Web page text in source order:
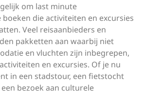
om last minute
die activiteiten en excursies
Veel reisaanbieders en
pakketten aan waarbij niet
en vluchten zijn inbegrepen,
en excursies. Of je nu
in een stadstour, een fietstocht
bezoek aan culturele